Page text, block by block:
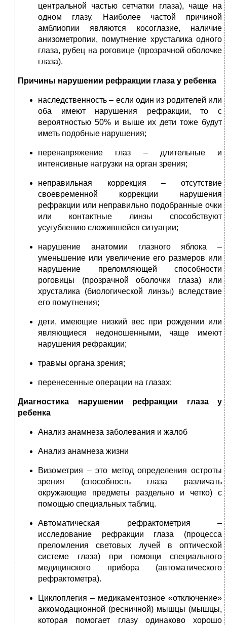
центральной частью сетчатки глаза), чаще на
одном глазу. Наиболее частой причиной
амблиопии являются косоглазие, наличие
анизометропии, помутнение хрусталика одного
глаза, рубец на роговице (прозрачной оболочке
глаза).
Причины нарушении рефракции глаза у ребенка
наследственность – если один из родителей или
оба имеют нарушения рефракции, то с
вероятностью 50% и выше их дети тоже будут
иметь подобные нарушения;
перенапряжение глаз – длительные и
интенсивные нагрузки на орган зрения;
неправильная коррекция – отсутствие
своевременной коррекции нарушения
рефракции или неправильно подобранные очки
или контактные линзы способствуют
усугублению сложившейся ситуации;
нарушение анатомии глазного яблока –
уменьшение или увеличение его размеров или
нарушение преломляющей способности
роговицы (прозрачной оболочки глаза) или
хрусталика (биологической линзы) вследствие
его помутнения;
дети, имеющие низкий вес при рождении или
являющиеся недоношенными, чаще имеют
нарушения рефракции;
травмы органа зрения;
перенесенные операции на глазах;
Диагностика нарушении рефракции глаза у
ребенка
Анализ анамнеза заболевания и жалоб
Анализ анамнеза жизни
Визометрия – это метод определения остроты
зрения (способность глаза различать
окружающие предметы раздельно и четко) с
помощью специальных таблиц.
Автоматическая рефрактометрия –
исследование рефракции глаза (процесса
преломления световых лучей в оптической
системе глаза) при помощи специального
медицинского прибора (автоматического
рефрактометра).
Циклоплегия – медикаментозное «отключение»
аккомодационной (ресничной) мышцы (мышцы,
которая помогает глазу одинаково хорошо